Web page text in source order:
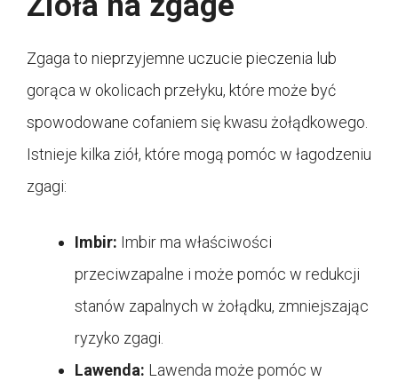
Zgaga to nieprzyjemne uczucie pieczenia lub
gorąca w okolicach przełyku, które może być
spowodowane cofaniem się kwasu żołądkowego.
Istnieje kilka ziół, które mogą pomóc w łagodzeniu
zgagi:
Imbir: Imbir ma właściwości
przeciwzapalne i może pomóc w redukcji
stanów zapalnych w żołądku, zmniejszając
ryzyko zgagi.
Lawenda: Lawenda może pomóc w